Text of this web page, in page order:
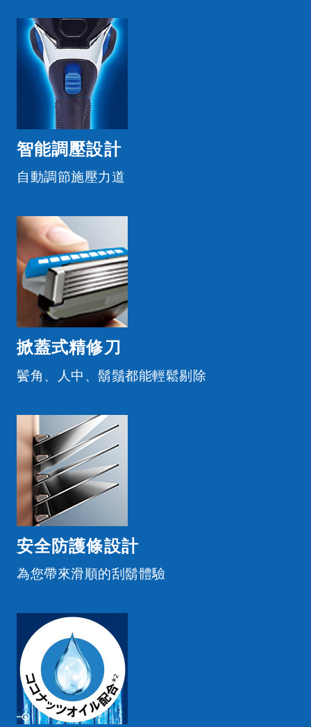
智能調壓設計
自動調節施壓力道
掀蓋式精修刀
鬢角、人中、鬍鬚都能輕鬆剔除
安全防護條設計
為您帶來滑順的刮鬍體驗